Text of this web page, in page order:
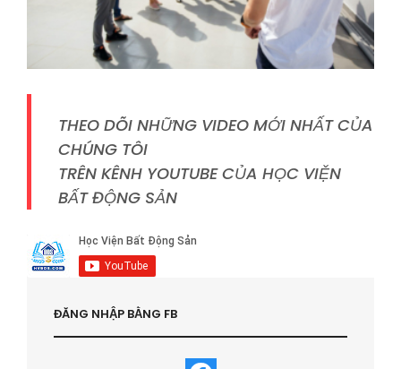
THEO DÕI NHỮNG VIDEO MỚI NHẤT CỦA
CHÚNG TÔI
TRÊN KÊNH YOUTUBE CỦA HỌC VIỆN
BẤT ĐỘNG SẢN
ĐĂNG NHẬP BẰNG FB